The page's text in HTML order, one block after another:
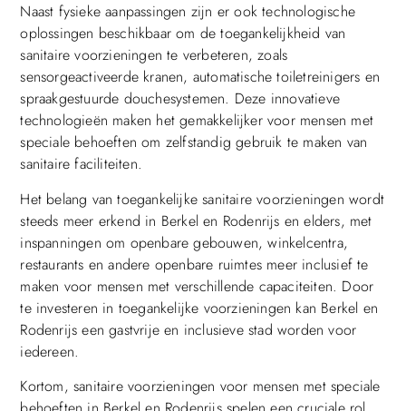
Naast fysieke aanpassingen zijn er ook technologische
oplossingen beschikbaar om de toegankelijkheid van
sanitaire voorzieningen te verbeteren, zoals
sensorgeactiveerde kranen, automatische toiletreinigers en
spraakgestuurde douchesystemen. Deze innovatieve
technologieën maken het gemakkelijker voor mensen met
speciale behoeften om zelfstandig gebruik te maken van
sanitaire faciliteiten.
Het belang van toegankelijke sanitaire voorzieningen wordt
steeds meer erkend in Berkel en Rodenrijs en elders, met
inspanningen om openbare gebouwen, winkelcentra,
restaurants en andere openbare ruimtes meer inclusief te
maken voor mensen met verschillende capaciteiten. Door
te investeren in toegankelijke voorzieningen kan Berkel en
Rodenrijs een gastvrije en inclusieve stad worden voor
iedereen.
Kortom, sanitaire voorzieningen voor mensen met speciale